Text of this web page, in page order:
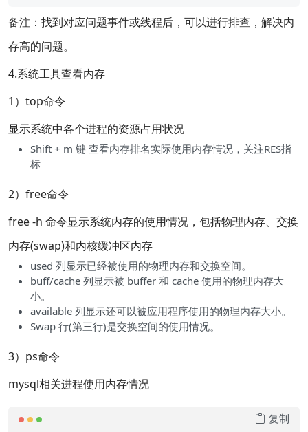
备注：找到对应问题事件或线程后，可以进行排查，解决内
存高的问题。
4.系统工具查看内存
1）top命令
显示系统中各个进程的资源占用状况
Shift + m 键 查看内存排名实际使用内存情况，关注RES指
标
2）free命令
free -h 命令显示系统内存的使用情况，包括物理内存、交换
内存(swap)和内核缓冲区内存
used 列显示已经被使用的物理内存和交换空间。
buff/cache 列显示被 buffer 和 cache 使用的物理内存大
小。
available 列显示还可以被应用程序使用的物理内存大小。
Swap 行(第三行)是交换空间的使用情况。
3）ps命令
mysql相关进程使用内存情况
复制